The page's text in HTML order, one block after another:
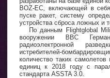
BOZ-EC, включающей в
пуске ракет, систему
устройства сброса ложных и
По данным Flightglobal
вооружении ВВС
радиоэлектронной
истребителей-
количество таких самолетов
единиц к 2018 году с
стандарта ASSTA 3.0.